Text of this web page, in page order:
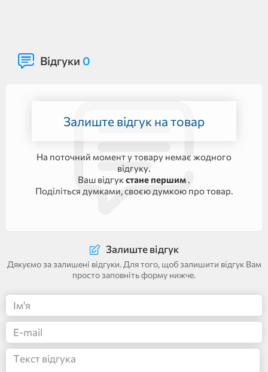
Відгуки 0
Залиште відгук на товар
На поточний момент у товару немає жодного
відгуку.
Ваш відгук стане першим .
Поділіться думками, своєю думкою про товар.
Залиште відгук
Дякуємо за залишені відгуки. Для того, щоб залишити відгук Вам
просто заповніть форму нижче.